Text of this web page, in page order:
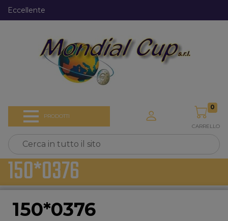
Eccellente
PRODOTTI
0
CARRELLO
150*0376
150*0376